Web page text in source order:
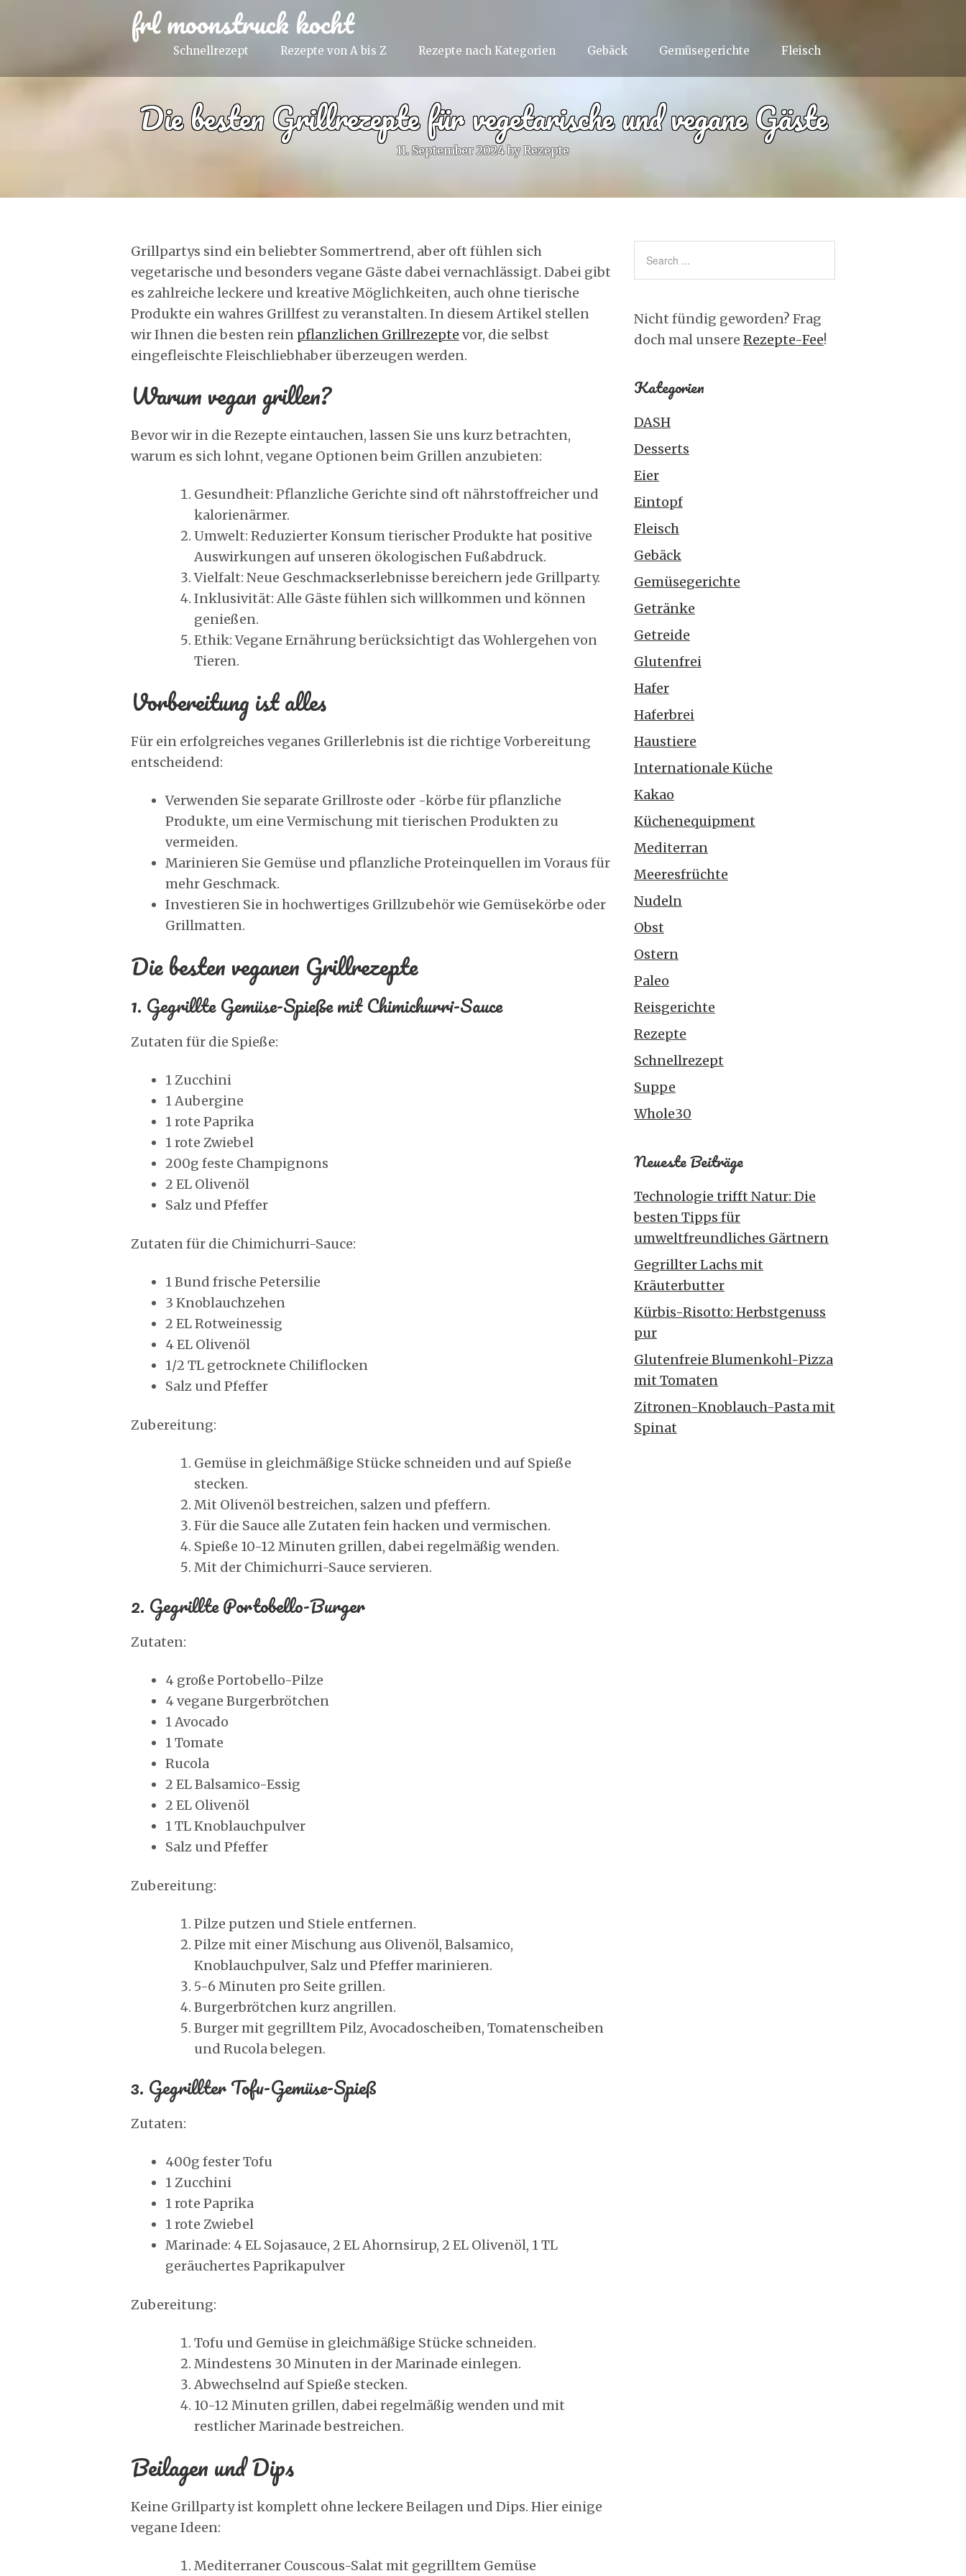
frl moonstruck kocht
Schnellrezept Rezepte von A bis Z Rezepte nach Kategorien Gebäck Gemüsegerichte Fleisch
Die besten Grillrezepte für vegetarische und vegane Gäste
11. September 2024 byRezepte
Grillpartys sind ein beliebter Sommertrend, aber oft fühlen sich
vegetarische und besonders vegane Gäste dabei vernachlässigt. Dabei gibt
es zahlreiche leckere und kreative Möglichkeiten, auch ohne tierische
Produkte ein wahres Grillfest zu veranstalten. In diesem Artikel stellen
wir Ihnen die besten rein pflanzlichen Grillrezepte vor, die selbst
eingefleischte Fleischliebhaber überzeugen werden.
Warum vegan grillen?
Bevor wir in die Rezepte eintauchen, lassen Sie uns kurz betrachten,
warum es sich lohnt, vegane Optionen beim Grillen anzubieten:
Gesundheit: Pflanzliche Gerichte sind oft nährstoffreicher und
kalorienärmer.
Umwelt: Reduzierter Konsum tierischer Produkte hat positive
Auswirkungen auf unseren ökologischen Fußabdruck.
Vielfalt: Neue Geschmackserlebnisse bereichern jede Grillparty.
Inklusivität: Alle Gäste fühlen sich willkommen und können
genießen.
Ethik: Vegane Ernährung berücksichtigt das Wohlergehen von
Tieren.
Vorbereitung ist alles
Für ein erfolgreiches veganes Grillerlebnis ist die richtige Vorbereitung
entscheidend:
Verwenden Sie separate Grillroste oder -körbe für pflanzliche
Produkte, um eine Vermischung mit tierischen Produkten zu
vermeiden.
Marinieren Sie Gemüse und pflanzliche Proteinquellen im Voraus für
mehr Geschmack.
Investieren Sie in hochwertiges Grillzubehör wie Gemüsekörbe oder
Grillmatten.
Die besten veganen Grillrezepte
1. Gegrillte Gemüse-Spieße mit Chimichurri-Sauce
Zutaten für die Spieße:
1 Zucchini
1 Aubergine
1 rote Paprika
1 rote Zwiebel
200g feste Champignons
2 EL Olivenöl
Salz und Pfeffer
Zutaten für die Chimichurri-Sauce:
1 Bund frische Petersilie
3 Knoblauchzehen
2 EL Rotweinessig
4 EL Olivenöl
1/2 TL getrocknete Chiliflocken
Salz und Pfeffer
Zubereitung:
Gemüse in gleichmäßige Stücke schneiden und auf Spieße
stecken.
Mit Olivenöl bestreichen, salzen und pfeffern.
Für die Sauce alle Zutaten fein hacken und vermischen.
Spieße 10-12 Minuten grillen, dabei regelmäßig wenden.
Mit der Chimichurri-Sauce servieren.
2. Gegrillte Portobello-Burger
Zutaten:
4 große Portobello-Pilze
4 vegane Burgerbrötchen
1 Avocado
1 Tomate
Rucola
2 EL Balsamico-Essig
2 EL Olivenöl
1 TL Knoblauchpulver
Salz und Pfeffer
Zubereitung:
Pilze putzen und Stiele entfernen.
Pilze mit einer Mischung aus Olivenöl, Balsamico,
Knoblauchpulver, Salz und Pfeffer marinieren.
5-6 Minuten pro Seite grillen.
Burgerbrötchen kurz angrillen.
Burger mit gegrilltem Pilz, Avocadoscheiben, Tomatenscheiben
und Rucola belegen.
3. Gegrillter Tofu-Gemüse-Spieß
Zutaten:
400g fester Tofu
1 Zucchini
1 rote Paprika
1 rote Zwiebel
Marinade: 4 EL Sojasauce, 2 EL Ahornsirup, 2 EL Olivenöl, 1 TL
geräuchertes Paprikapulver
Zubereitung:
Tofu und Gemüse in gleichmäßige Stücke schneiden.
Mindestens 30 Minuten in der Marinade einlegen.
Abwechselnd auf Spieße stecken.
10-12 Minuten grillen, dabei regelmäßig wenden und mit
restlicher Marinade bestreichen.
Beilagen und Dips
Keine Grillparty ist komplett ohne leckere Beilagen und Dips. Hier einige
vegane Ideen:
Mediterraner Couscous-Salat mit gegrilltem Gemüse
Nicht fündig geworden? Frag
doch mal unsere Rezepte-Fee!
Kategorien
DASH
Desserts
Eier
Eintopf
Fleisch
Gebäck
Gemüsegerichte
Getränke
Getreide
Glutenfrei
Hafer
Haferbrei
Haustiere
Internationale Küche
Kakao
Küchenequipment
Mediterran
Meeresfrüchte
Nudeln
Obst
Ostern
Paleo
Reisgerichte
Rezepte
Schnellrezept
Suppe
Whole30
Neueste Beiträge
Technologie trifft Natur: Die
besten Tipps für
umweltfreundliches Gärtnern
Gegrillter Lachs mit
Kräuterbutter
Kürbis-Risotto: Herbstgenuss
pur
Glutenfreie Blumenkohl-Pizza
mit Tomaten
Zitronen-Knoblauch-Pasta mit
Spinat